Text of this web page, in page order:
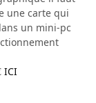
une carte qui
un mini-pc
ICI